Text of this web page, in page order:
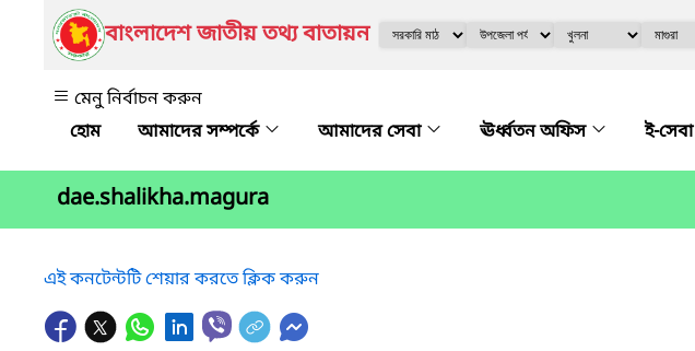
বাংলাদেশ জাতীয় তথ্য বাতায়ন
মেনু নির্বাচন করুন
আমাদের সম্পর্কে
আমাদের সেবা ঊর্ধ্বতন অফিস ই-সেবা
dae.shalikha.magura
এই কনটেন্টটি শেয়ার করতে ক্লিক করুন